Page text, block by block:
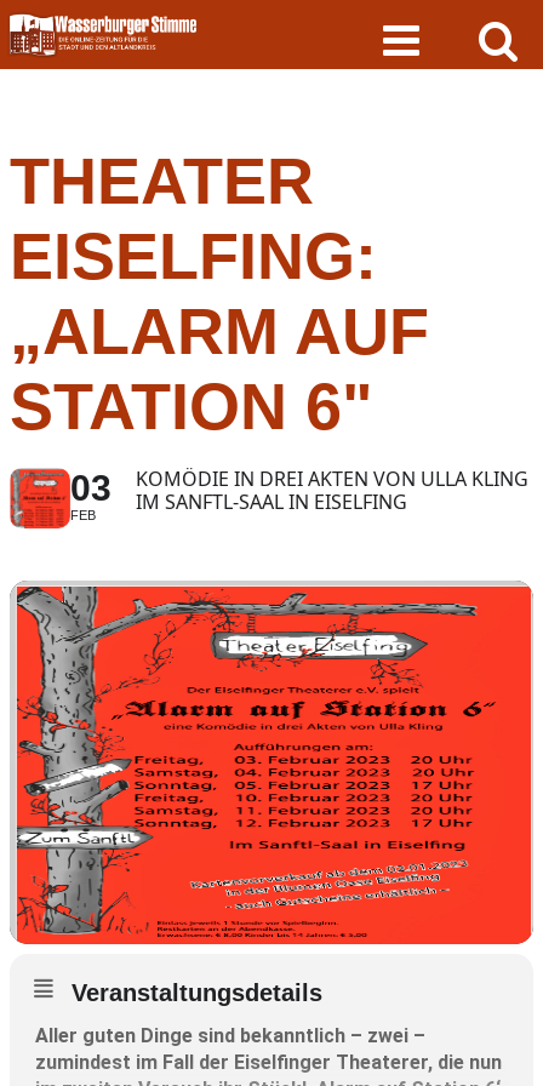
Skip
to
content
THEATER
EISELFING:
„ALARM AUF
STATION 6"
03
FEB
KOMÖDIE IN DREI AKTEN VON ULLA KLING
IM SANFTL-SAAL IN EISELFING
Veranstaltungsdetails
Aller guten Dinge sind bekanntlich – zwei –
zumindest im Fall der Eiselfinger Theaterer, die nun